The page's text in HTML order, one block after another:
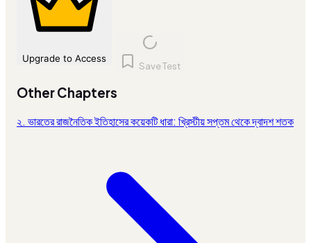
Upgrade to Access
Save Test
Other Chapters
২. ভারতের রাজনৈতিক ইতিহাসের কয়েকটি ধারা: খ্রিস্টীয় সপ্তম থেকে দ্বাদশ শতক